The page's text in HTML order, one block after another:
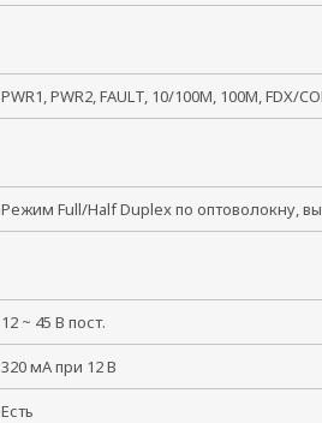
PWR1, PWR2, FAULT, 10/100M, 100M, FDX/
Режим Full/Half Duplex по оптоволокну,
12 ~ 45 В пост.
320 мА при 12 В
Есть